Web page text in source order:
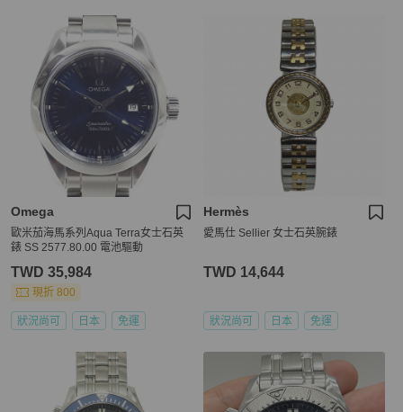
Omega
歐米茄海馬系列Aqua Terra女士石英
錶 SS 2577.80.00 電池驅動
TWD 35,984
現折 800
狀況尚可 日本 免運
Hermès
愛馬仕 Sellier 女士石英腕錶
TWD 14,644
狀況尚可 日本 免運